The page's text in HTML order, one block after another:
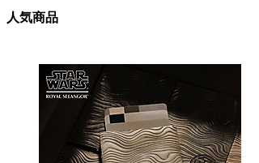
人気商品